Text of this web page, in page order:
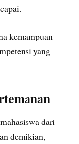
kemampuan
yang
dari
demikian,